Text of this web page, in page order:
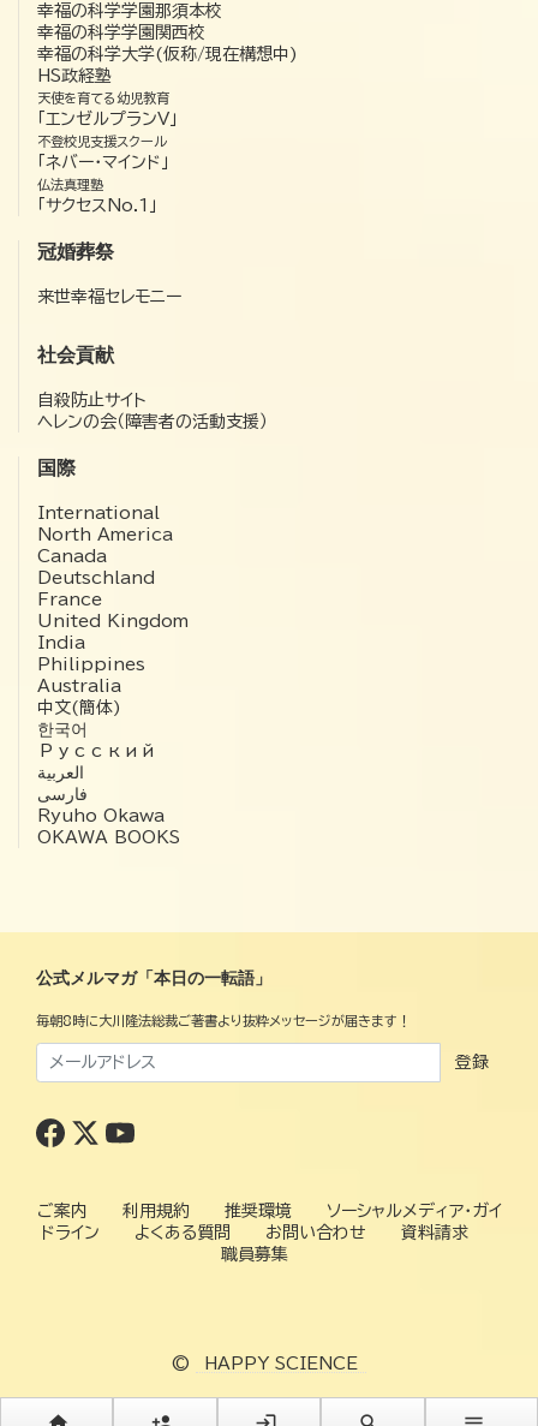
幸福の科学学園那須本校
幸福の科学学園関西校
幸福の科学大学(仮称/現在構想中)
HS政経塾
天使を育てる幼児教育
「エンゼルプランV」
不登校児支援スクール
「ネバー・マインド」
仏法真理塾
「サクセスNo.1」
冠婚葬祭
来世幸福セレモニー
社会貢献
自殺防止サイト
ヘレンの会（障害者の活動支援）
国際
International
North America
Canada
Deutschland
France
United Kingdom
India
Philippines
Australia
中文(簡体)
한국어
Русский
العربية‏
فارسی
Ryuho Okawa
OKAWA BOOKS
公式メルマガ「本日の一転語」
毎朝8時に大川隆法総裁ご著書より抜粋メッセージが届きます！
登録
ご案内 利用規約 推奨環境
ソーシャルメディア・ガイ
ドライン
よくある質問 お問い合わせ
資料請求
職員募集
© HAPPY SCIENCE